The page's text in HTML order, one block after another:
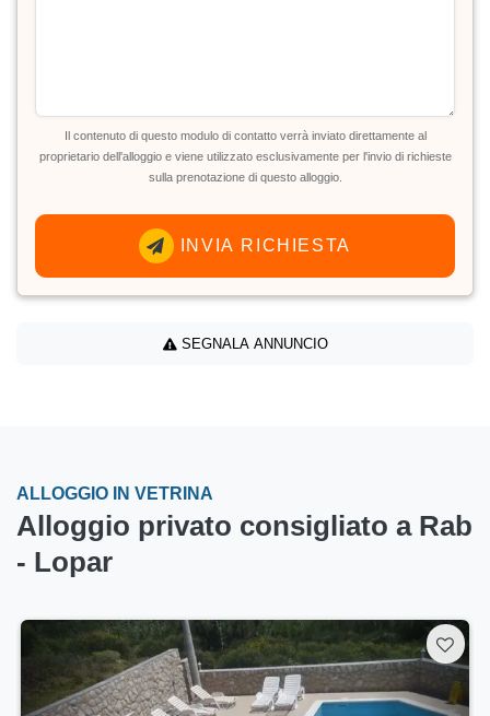
Il contenuto di questo modulo di contatto verrà inviato direttamente al
proprietario dell'alloggio e viene utilizzato esclusivamente per l'invio di richieste
sulla prenotazione di questo alloggio.
INVIA RICHIESTA
SEGNALA ANNUNCIO
ALLOGGIO IN VETRINA
Alloggio privato consigliato a Rab
- Lopar